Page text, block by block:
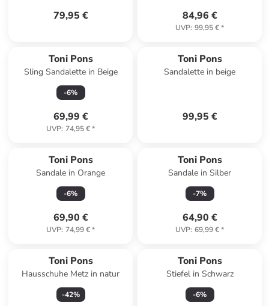
79,95 € 84,96 €
UVP: 99,95 €*
Toni Pons
Sling Sandalette in Beige
-6%
69,99 €
UVP: 74,95 €*
Toni Pons
Sandalette in beige
99,95 €
Toni Pons
Sandale in Orange
-6%
69,90 €
UVP: 74,99 €*
Toni Pons
Sandale in Silber
-7%
64,90 €
UVP: 69,99 €*
Toni Pons
Hausschuhe Metz in natur
-42%
Toni Pons
Stiefel in Schwarz
-6%